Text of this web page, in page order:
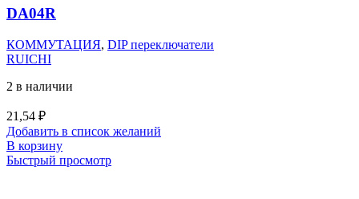
DA04R
КОММУТАЦИЯ, DIP переключатели
RUICHI
2 в наличии
21,54 ₽
Добавить в список желаний
В корзину
Быстрый просмотр